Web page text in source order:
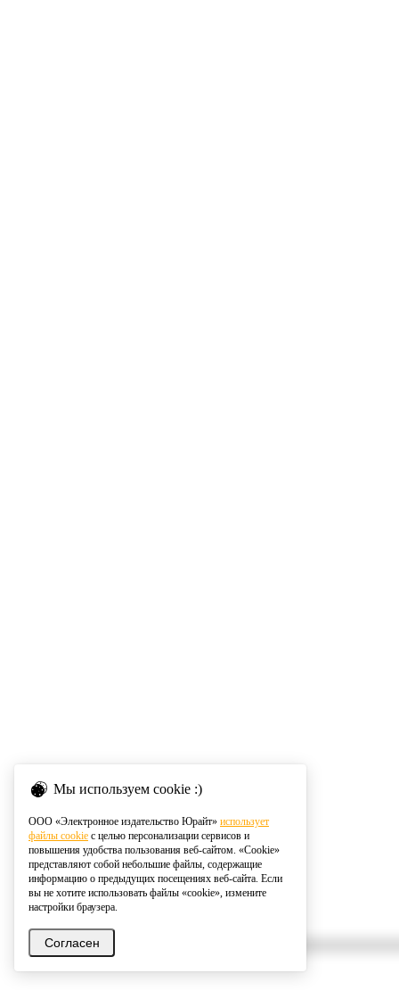
Мы используем cookie :)
ООО «Электронное издательство Юрайт» использует
файлы cookie с целью персонализации сервисов и
повышения удобства пользования веб-сайтом. «Cookie»
представляют собой небольшие файлы, содержащие
информацию о предыдущих посещениях веб-сайта. Если
вы не хотите использовать файлы «cookie», измените
настройки браузера.
Согласен